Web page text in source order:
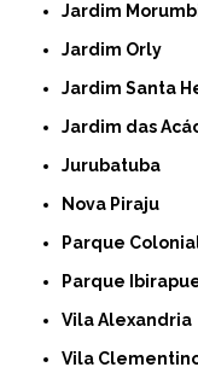
Jardim
Jardim Orly
Jardim Santa
Jardim das
Jurubatuba
Nova Piraju
Parque
Parque
Vila Alexandria
Vila